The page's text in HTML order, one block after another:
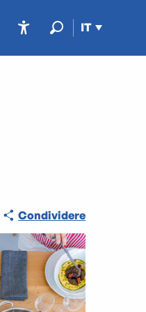
IT
Condividere